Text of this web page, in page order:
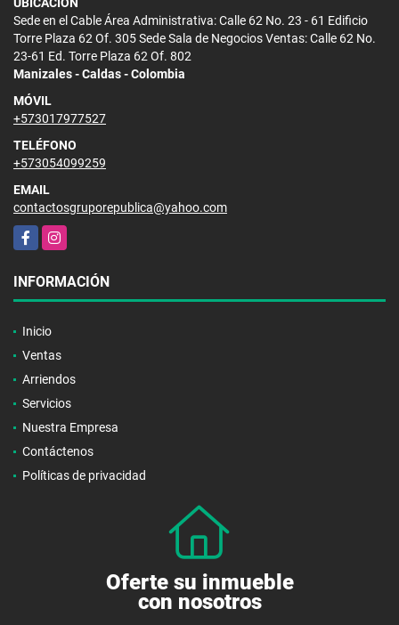
Sede en el Cable Área Administrativa: Calle 62 No. 23 - 61 Edificio
Torre Plaza 62 Of. 305 Sede Sala de Negocios Ventas: Calle 62 No.
23-61 Ed. Torre Plaza 62 Of. 802
Manizales - Caldas - Colombia
MÓVIL
+573017977527
TELÉFONO
+573054099259
EMAIL
contactosgruporepublica@yahoo.com
FacebookInstagram
INFORMACIÓN
Inicio
Ventas
Arriendos
Servicios
Nuestra Empresa
Contáctenos
Políticas de privacidad
Oferte su inmueble
con nosotros